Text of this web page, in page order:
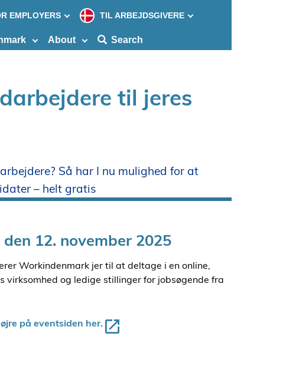
EMPLOYERS TIL ARBEJDSGIVERE
About Search
til jeres
Så har I nu mulighed for at
– helt gratis
12. november 2025
Workindenmark jer til at deltage i en online,
og ledige stillinger for jobsøgende fra
på eventsiden her.